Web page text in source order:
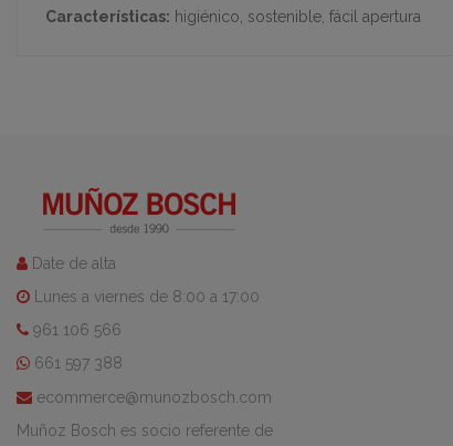
Características: higiénico, sostenible, fácil apertura
Date de alta
Lunes a viernes de 8:00 a 17:00
961 106 566
661 597 388
ecommerce@munozbosch.com
Muñoz Bosch es socio referente de